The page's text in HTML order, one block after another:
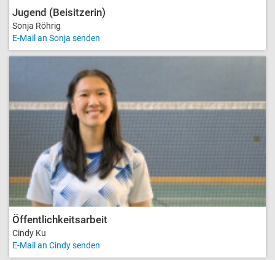
Jugend (Beisitzerin)
Sonja Röhrig
E-Mail an Sonja senden
Öffentlichkeitsarbeit
Cindy Ku
E-Mail an Cindy senden